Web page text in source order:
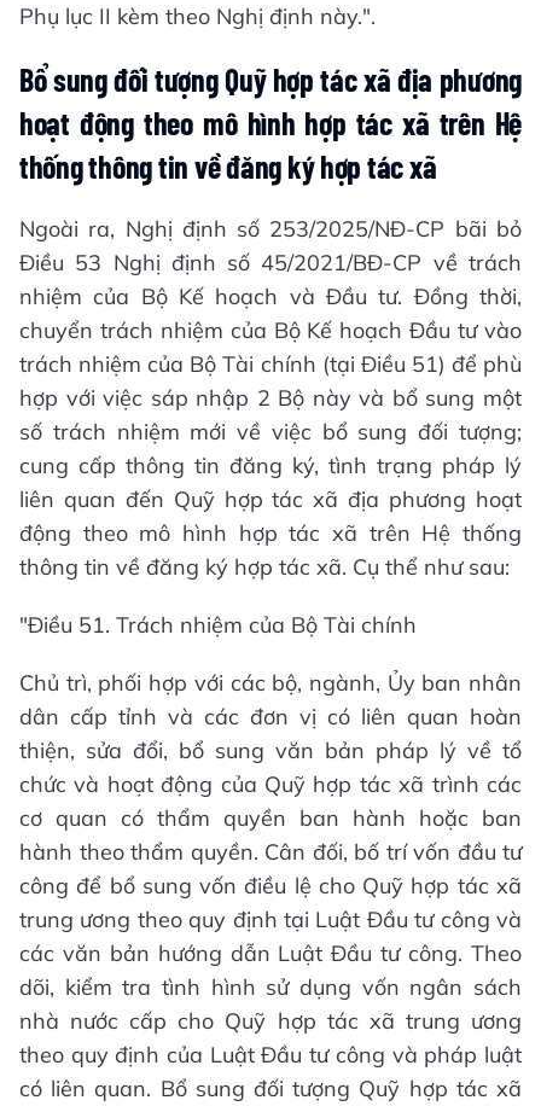
Phụ lục II kèm theo Nghị định này.".
Bổ sung đối tượng Quỹ hợp tác xã địa phương
hoạt động theo mô hình hợp tác xã trên Hệ
thống thông tin về đăng ký hợp tác xã
Ngoài ra, Nghị định số 253/2025/NĐ-CP bãi bỏ
Điều 53 Nghị định số 45/2021/BĐ-CP về trách
nhiệm của Bộ Kế hoạch và Đầu tư. Đồng thời,
chuyển trách nhiệm của Bộ Kế hoạch Đầu tư vào
trách nhiệm của Bộ Tài chính (tại Điều 51) để phù
hợp với việc sáp nhập 2 Bộ này và bổ sung một
số trách nhiệm mới về việc bổ sung đối tượng;
cung cấp thông tin đăng ký, tình trạng pháp lý
liên quan đến Quỹ hợp tác xã địa phương hoạt
động theo mô hình hợp tác xã trên Hệ thống
thông tin về đăng ký hợp tác xã. Cụ thể như sau:
"Điều 51. Trách nhiệm của Bộ Tài chính
Chủ trì, phối hợp với các bộ, ngành, Ủy ban nhân
dân cấp tỉnh và các đơn vị có liên quan hoàn
thiện, sửa đổi, bổ sung văn bản pháp lý về tổ
chức và hoạt động của Quỹ hợp tác xã trình các
cơ quan có thẩm quyền ban hành hoặc ban
hành theo thẩm quyền. Cân đối, bố trí vốn đầu tư
công để bổ sung vốn điều lệ cho Quỹ hợp tác xã
trung ương theo quy định tại Luật Đầu tư công và
các văn bản hướng dẫn Luật Đầu tư công. Theo
dõi, kiểm tra tình hình sử dụng vốn ngân sách
nhà nước cấp cho Quỹ hợp tác xã trung ương
theo quy định của Luật Đầu tư công và pháp luật
có liên quan. Bổ sung đối tượng Quỹ hợp tác xã